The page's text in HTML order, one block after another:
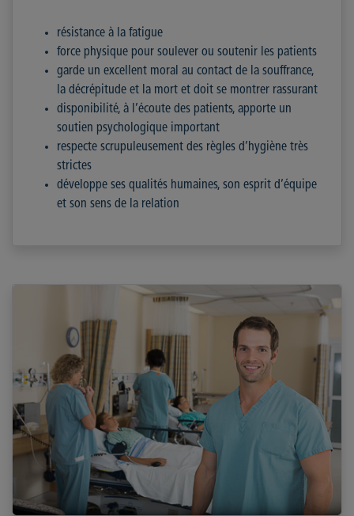
résistance à la fatigue
force physique pour soulever ou soutenir les patients
garde un excellent moral au contact de la souffrance,
la décrépitude et la mort et doit se montrer rassurant
disponibilité, à l’écoute des patients, apporte un
soutien psychologique important
respecte scrupuleusement des règles d’hygiène très
strictes
développe ses qualités humaines, son esprit d’équipe
et son sens de la relation